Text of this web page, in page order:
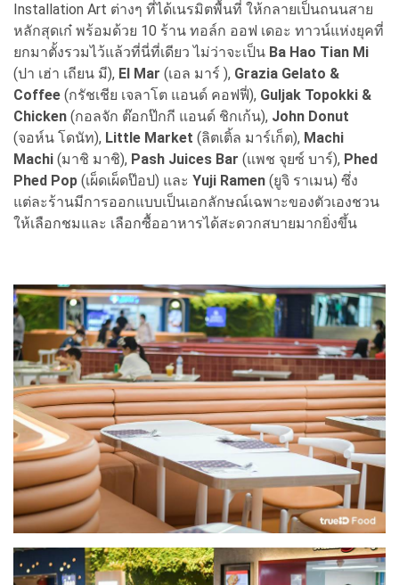
Installation Art ต่างๆ ที่ได้เนรมิตพื้นที่ ให้กลายเป็นถนนสาย
หลักสุดเก๋ พร้อมด้วย 10 ร้าน ทอล์ก ออฟ เดอะ ทาวน์แห่งยุคที่
ยกมาตั้งรวมไว้แล้วที่นี่ที่เดียว ไม่ว่าจะเป็น Ba Hao Tian Mi
(ปา เฮ่า เถียน มี), EI Mar (เอล มาร์ ), Grazia Gelato &
Coffee (กรัชเชีย เจลาโต แอนด์ คอฟฟี่), Guljak Topokki &
Chicken (กอลจัก ต๊อกป๊กกี แอนด์ ชิกเก้น), John Donut
(จอห์น โดนัท), Little Market (ลิตเติ้ล มาร์เก็ต), Machi
Machi (มาชิ มาชิ), Pash Juices Bar (แพช จุยซ์ บาร์), Phed
Phed Pop (เผ็ดเผ็ดป๊อป) และ Yuji Ramen (ยูจิ ราเมน) ซึ่ง
แต่ละร้านมีการออกแบบเป็นเอกลักษณ์เฉพาะของตัวเองชวน
ให้เลือกชมและ เลือกซื้ออาหารได้สะดวกสบายมากยิ่งขึ้น